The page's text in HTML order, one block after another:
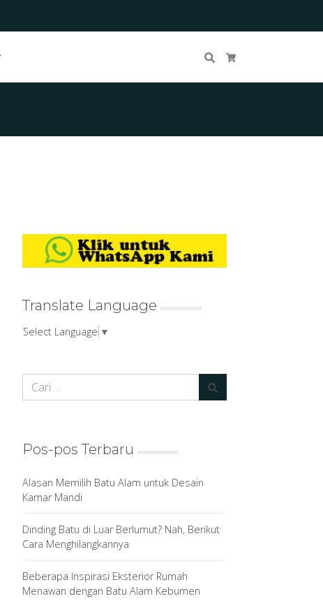
Cari
Translate Language
Select Language ▼
Pos-pos Terbaru
Alasan Memilih Batu Alam untuk Desain
Kamar Mandi
Dinding Batu di Luar Berlumut? Nah, Berikut
Cara Menghilangkannya
Beberapa Inspirasi Eksterior Rumah
Menawan dengan Batu Alam Kebumen